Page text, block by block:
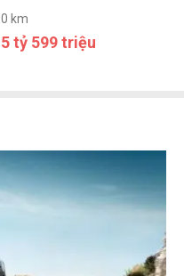
0 km
5 tỷ 599 triệu